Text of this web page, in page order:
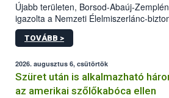
Újabb területen, Borsod-Abaúj-
igazolta a Nemzeti Élelmiszerlánc-
kőrisrontó karcsúdíszbogár (Agrilus
kártevőt nem csak színcsapdában
az intenzív felderítést, emellett az
hatósággal is összehangolják a
TOVÁBB >
2026. augusztus 6, csütörtök
Szüret után is alkalmazható
az amerikai szőlőkabóca ellen